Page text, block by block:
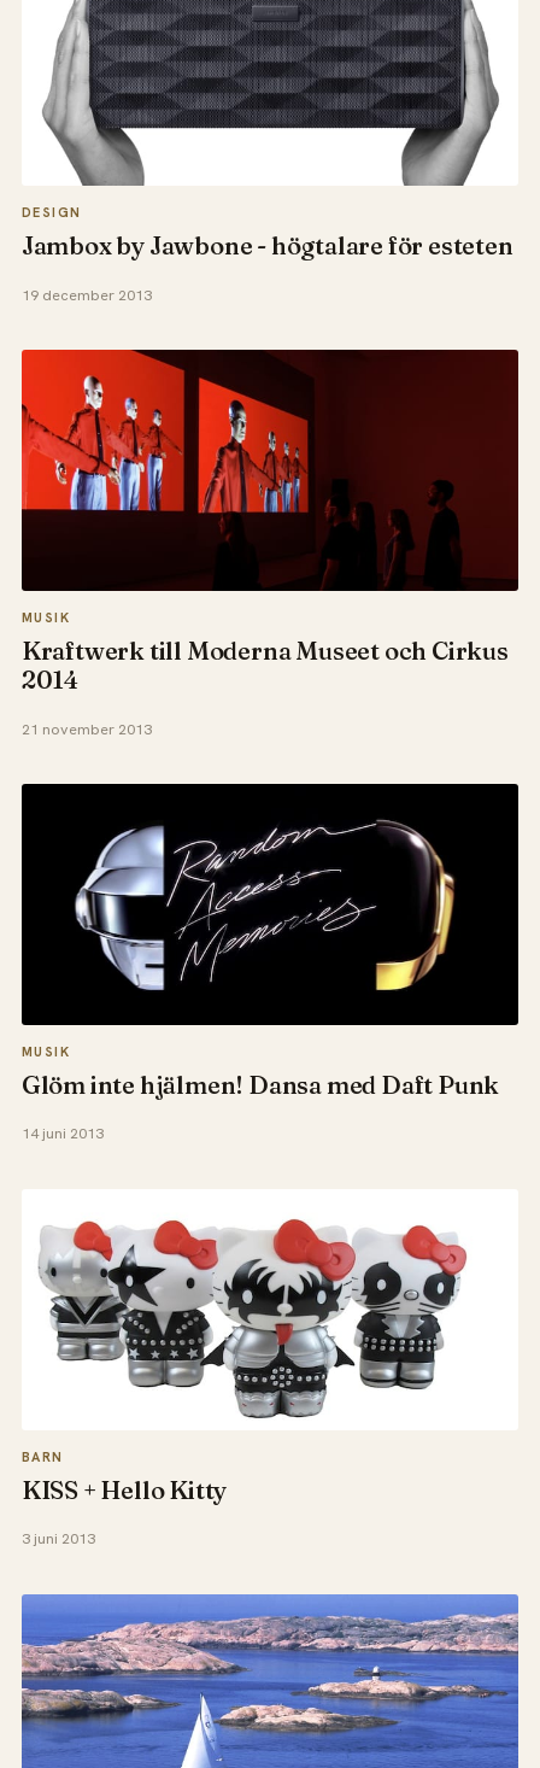
DESIGN
Jambox by Jawbone - högtalare för esteten
19 december 2013
MUSIK
Kraftwerk till Moderna Museet och Cirkus
2014
21 november 2013
MUSIK
Glöm inte hjälmen! Dansa med Daft Punk
14 juni 2013
BARN
KISS + Hello Kitty
3 juni 2013